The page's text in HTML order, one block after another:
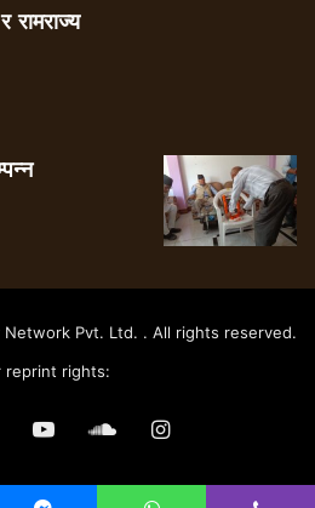
रामराज्य
Pvt. Ltd. . All rights reserved.
reprint rights:
YouTubeSoundCloud
Instagram